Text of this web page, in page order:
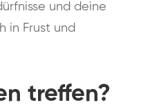
und deine
in Frust und
treffen?